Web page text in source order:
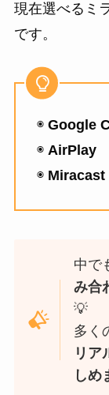
現在選べるミ
です。
◉ Google
◉ AirPlay
◉ Miracast
中で
み合
💡
多く
リア
しめ